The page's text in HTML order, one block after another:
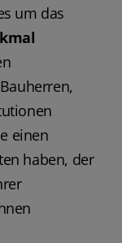
um das
einen
haben, der